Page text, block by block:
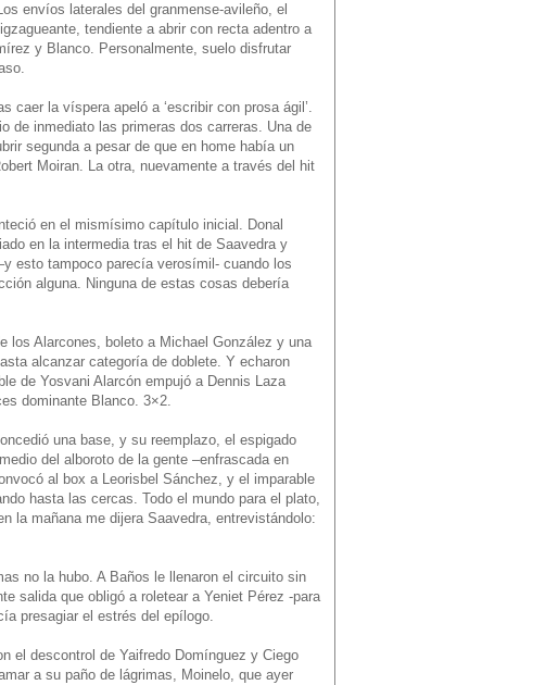
envíos laterales del granmense-avileño, el
tendiente a abrir con recta adentro a
y Blanco. Personalmente, suelo disfrutar
caer la víspera apeló a ‘escribir con prosa ágil’.
de inmediato las primeras dos carreras. Una de
segunda a pesar de que en home había un
Moiran. La otra, nuevamente a través del hit
en el mismísimo capítulo inicial. Donal
en la intermedia tras el hit de Saavedra y
esto tampoco parecía verosímil- cuando los
alguna. Ninguna de estas cosas debería
los Alarcones, boleto a Michael González y una
alcanzar categoría de doblete. Y echaron
de Yosvani Alarcón empujó a Dennis Laza
dominante Blanco. 3×2.
una base, y su reemplazo, el espigado
del alboroto de la gente –enfrascada en
al box a Leorisbel Sánchez, y el imparable
hasta las cercas. Todo el mundo para el plato,
la mañana me dijera Saavedra, entrevistándolo:
no la hubo. A Baños le llenaron el circuito sin
salida que obligó a roletear a Yeniet Pérez -para
presagiar el estrés del epílogo.
el descontrol de Yaifredo Domínguez y Ciego
a su paño de lágrimas, Moinelo, que ayer